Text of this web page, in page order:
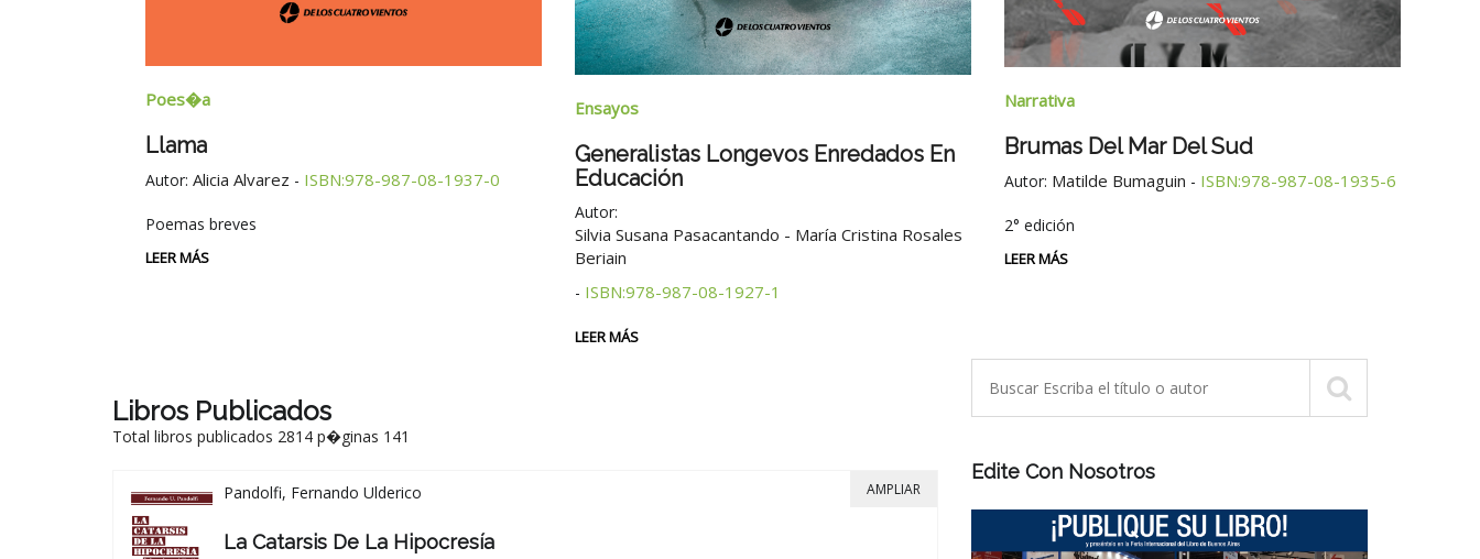
Poes�a
Llama
Autor: Alicia Alvarez - ISBN:978-987-08-1937-0
Poemas breves
LEER MÁS
Ensayos
Generalistas Longevos Enredados En
Educación
Autor:
Silvia Susana Pasacantando - María Cristina Rosales
Beriain
- ISBN:978-987-08-1927-1
LEER MÁS
Narrativa
Brumas Del Mar Del Sud
Autor: Matilde Bumaguin - ISBN:978-987-08-1935-6
2° edición
LEER MÁS
Libros Publicados
Total libros publicados 2814 p�ginas 141
Pandolfi, Fernando Ulderico
La Catarsis De La Hipocresía
AMPLIAR
Edite Con Nosotros